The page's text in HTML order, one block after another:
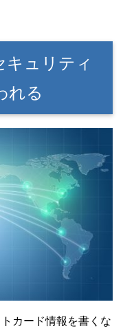
キュリティ
れる
カード情報を書くな